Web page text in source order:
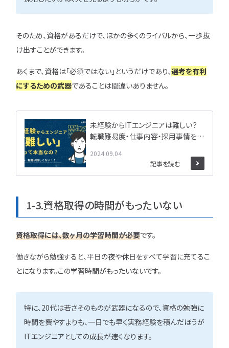
そのため、資格があるだけで、ほかの多くのライバルから、一歩抜
け出すことができます。
あくまで、資格は「必須ではない」というだけであり、選考を有利
にするための武器であることは間違いありません。
2024.09.04
未経験からITエンジニアは難しい？
転職難易度・仕事内容・採用事情を解
記事を読む
1-3.資格取得の時間がもったいない
資格取得には、数ヶ月の学習時間が必要です。
働きながら勉強すると、平日の夜や休日をすべて学習に充てるこ
とになります。この学習時間がもったいないです。
特に、20代は若さそのものが武器になるので、資格の勉強に
時間を費やすよりも、一日でも早く実務経験を積んだほうが
ITエンジニアとしての成長が速くなります。